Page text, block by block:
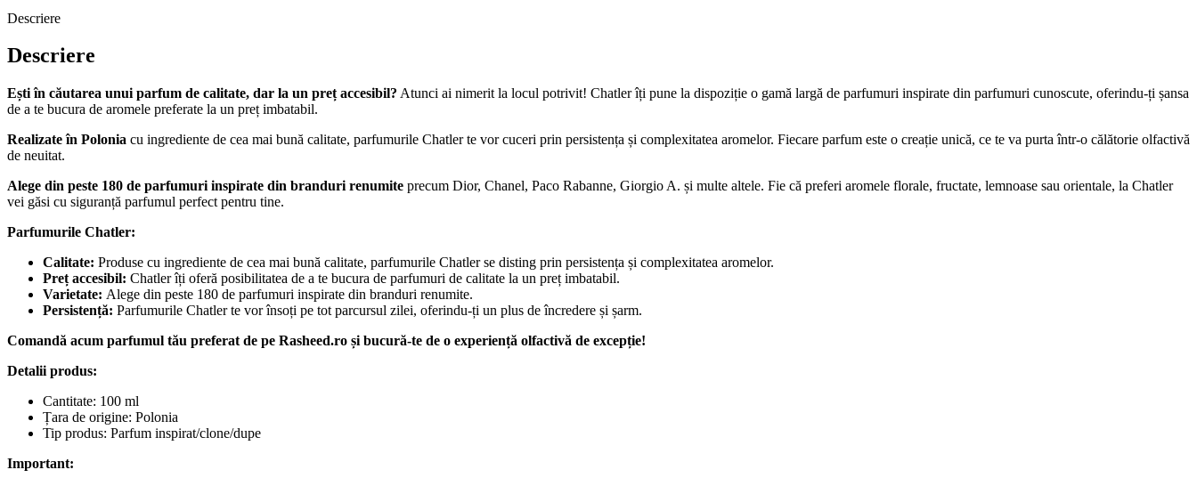
Descriere
Descriere
Ești în căutarea unui parfum de calitate, dar la un preț accesibil? Atunci ai nimerit la locul potrivit! Chatler îți pune la dispoziție o gamă largă de parfumuri inspirate din parfumuri cunoscute, oferindu-ți șansa
de a te bucura de aromele preferate la un preț imbatabil.
Realizate în Polonia cu ingrediente de cea mai bună calitate, parfumurile Chatler te vor cuceri prin persistența și complexitatea aromelor. Fiecare parfum este o creație unică, ce te va purta într-o călătorie olfactivă
de neuitat.
Alege din peste 180 de parfumuri inspirate din branduri renumite precum Dior, Chanel, Paco Rabanne, Giorgio A. și multe altele. Fie că preferi aromele florale, fructate, lemnoase sau orientale, la Chatler
vei găsi cu siguranță parfumul perfect pentru tine.
Parfumurile Chatler:
Calitate: Produse cu ingrediente de cea mai bună calitate, parfumurile Chatler se disting prin persistența și complexitatea aromelor.
Preț accesibil: Chatler îți oferă posibilitatea de a te bucura de parfumuri de calitate la un preț imbatabil.
Varietate: Alege din peste 180 de parfumuri inspirate din branduri renumite.
Persistență: Parfumurile Chatler te vor însoți pe tot parcursul zilei, oferindu-ți un plus de încredere și șarm.
Comandă acum parfumul tău preferat de pe Rasheed.ro și bucură-te de o experiență olfactivă de excepție!
Detalii produs:
Cantitate: 100 ml
Țara de origine: Polonia
Tip produs: Parfum inspirat/clone/dupe
Important: